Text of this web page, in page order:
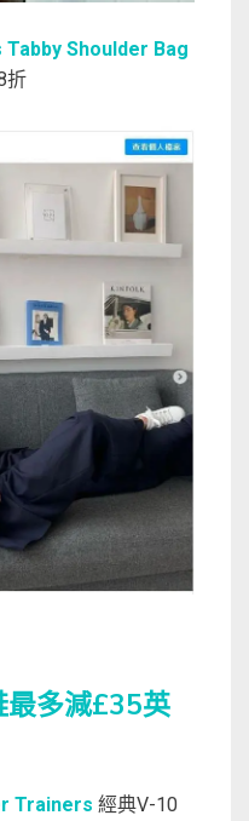
Tabby Shoulder Bag
折
最多減£35英
Trainers 經典V-10